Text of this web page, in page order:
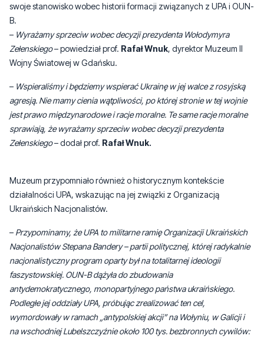
swoje stanowisko wobec historii formacji związanych z UPA i OUN-
B.
– Wyrażamy sprzeciw wobec decyzji prezydenta Wołodymyra
Zełenskiego– powiedział prof. Rafał Wnuk, dyrektor Muzeum II
Wojny Światowej w Gdańsku.
– Wspieraliśmy i będziemy wspierać Ukrainę w jej walce z rosyjską
agresją. Nie mamy cienia wątpliwości, po której stronie w tej wojnie
jest prawo międzynarodowe i racje moralne. Te same racje moralne
sprawiają, że wyrażamy sprzeciw wobec decyzji prezydenta
Zełenskiego– dodał prof. Rafał Wnuk.
Muzeum przypomniało również o historycznym kontekście
działalności UPA, wskazując na jej związki z Organizacją
Ukraińskich Nacjonalistów.
– Przypominamy, że UPA to militarne ramię Organizacji Ukraińskich
Nacjonalistów Stepana Bandery – partii politycznej, której radykalnie
nacjonalistyczny program oparty był na totalitarnej ideologii
faszystowskiej. OUN-B dążyła do zbudowania
antydemokratycznego, monopartyjnego państwa ukraińskiego.
Podległe jej oddziały UPA, próbując zrealizować ten cel,
wymordowały w ramach „antypolskiej akcji” na Wołyniu, w Galicji i
na wschodniej Lubelszczyźnie około 100 tys. bezbronnych cywilów: